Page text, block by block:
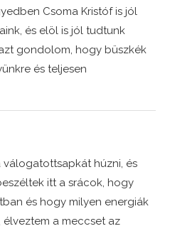
Csoma Kristóf is jól
és elöl is jól tudtunk
gondolom, hogy büszkék
és teljesen
húzni, és
itt a srácok, hogy
és hogy milyen energiák
élveztem a meccset az